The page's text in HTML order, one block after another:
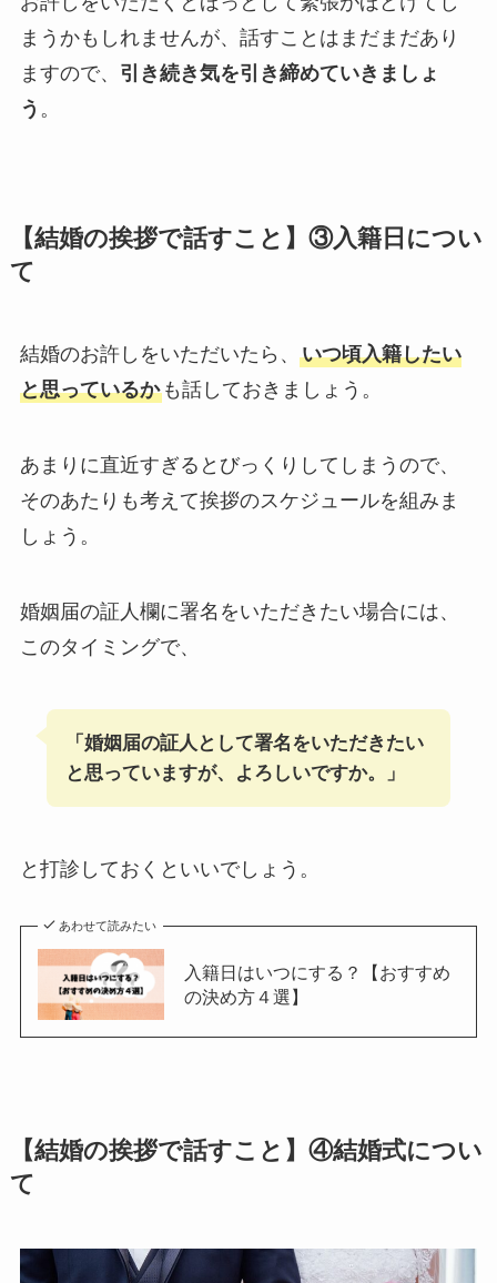
まうかもしれませんが、話すことはまだまだあり
ますので、 引き続き気を引き締めていきましょ
う 。
【結婚の挨拶で話すこと】③入籍日につい
て
結婚のお許しをいただいたら、 いつ頃入籍したい
と思っているかも話しておきましょう。
あまりに直近すぎるとびっくりしてしまうので、
そのあたりも考えて挨拶のスケジュールを組みま
しょう。
婚姻届の証人欄に署名をいただきたい場合には、
このタイミングで、
「婚姻届の証人として署名をいただきたい
と思っていますが、よろしいですか。」
と打診しておくといいでしょう。
あわせて読みたい
入籍日はいつにする？【おすすめ
の決め方４選】
【結婚の挨拶で話すこと】④結婚式につい
て